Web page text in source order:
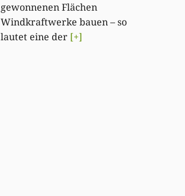
gewonnenen Flächen
Windkraftwerke bauen – so
lautet eine der [+]